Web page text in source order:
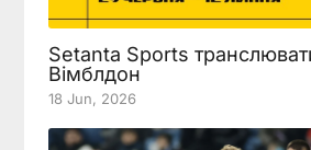
Setanta Sports
Вімблдон
18 Jun, 2026